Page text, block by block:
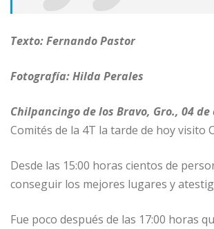
Texto: Fernando Pastor
Fotografía: Hilda Perales
Chilpancingo de los Bravo, Gro., 04
Comités de la 4T la tarde de hoy visito
Desde las 15:00 horas cientos de
conseguir los mejores lugares y
Fue poco después de las 17:00 horas